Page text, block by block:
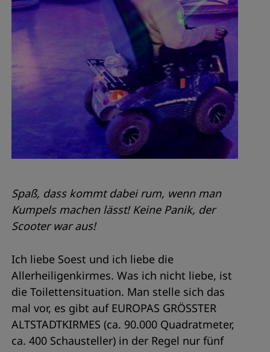
Spaß, dass kommt dabei rum, wenn man
Kumpels machen lässt! Keine Panik, der
Scooter war aus!
Ich liebe Soest und ich liebe die
Allerheiligenkirmes. Was ich nicht liebe, ist
die Toilettensituation. Man stelle sich das
mal vor, es gibt auf EUROPAS GRÖSSTER
ALTSTADTKIRMES (ca. 90.000 Quadratmeter,
ca. 400 Schausteller) in der Regel nur fünf